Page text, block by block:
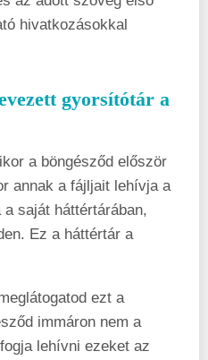
hivatkozásokkal
gyorsítótár a
a böngésződ először
annak a fájljait lehívja a
saját háttértárában,
Ez a háttértár a
ezt a
immáron nem a
lehívni ezeket az